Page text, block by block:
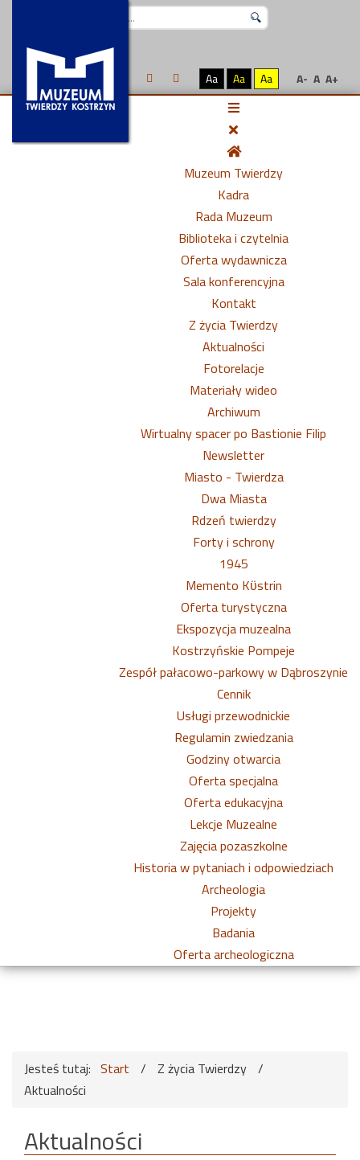
Aa Aa Aa A- A A+
Muzeum Twierdzy
Kadra
Rada Muzeum
Biblioteka i czytelnia
Oferta wydawnicza
Sala konferencyjna
Kontakt
Z życia Twierdzy
Aktualności
Fotorelacje
Materiały wideo
Archiwum
Wirtualny spacer po Bastionie Filip
Newsletter
Miasto - Twierdza
Dwa Miasta
Rdzeń twierdzy
Forty i schrony
1945
Memento Kϋstrin
Oferta turystyczna
Ekspozycja muzealna
Kostrzyńskie Pompeje
Zespół pałacowo-parkowy w Dąbroszynie
Cennik
Usługi przewodnickie
Regulamin zwiedzania
Godziny otwarcia
Oferta specjalna
Oferta edukacyjna
Lekcje Muzealne
Zajęcia pozaszkolne
Historia w pytaniach i odpowiedziach
Archeologia
Projekty
Badania
Oferta archeologiczna
Jesteś tutaj: Start / Z życia Twierdzy /
Aktualności
Aktualności